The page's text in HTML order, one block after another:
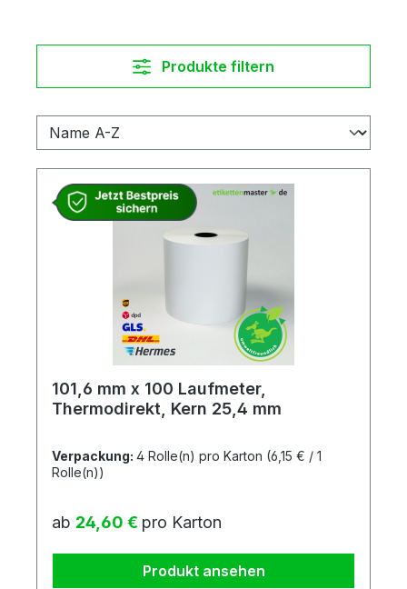
Produkte filtern
101,6 mm x 100 Laufmeter,
Thermodirekt, Kern 25,4 mm
Verpackung: 4 Rolle(n) pro Karton (6,15 € / 1
Rolle(n))
Regulärer Preis:
ab 24,60 € pro Karton
Produkt ansehen